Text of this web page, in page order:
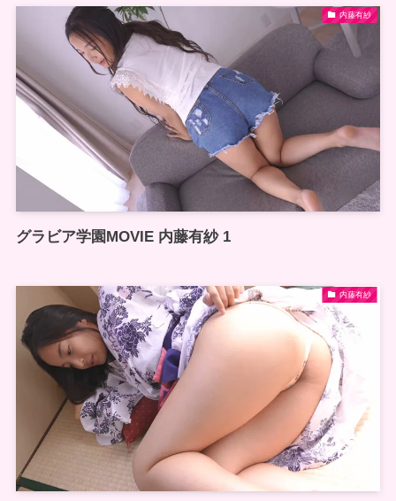
内藤有紗
グラビア学園MOVIE 内藤有紗 1
内藤有紗